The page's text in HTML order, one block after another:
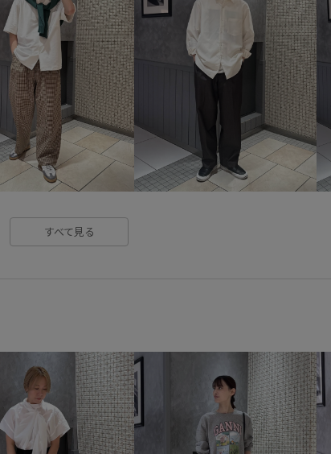
ポリエステル モノトーン ワイドシルエット
快適 暑い夏でも快適 清涼感 高級感
すべて見る